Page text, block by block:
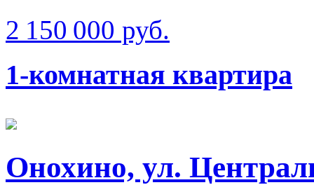
2 150 000 руб.
1-комнатная квартира
Онохино, ул.